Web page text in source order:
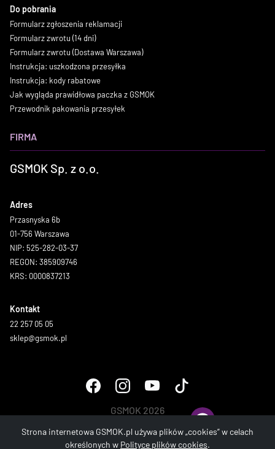
Do pobrania
Formularz zgłoszenia reklamacji
Formularz zwrotu (14 dni)
Formularz zwrotu (Dostawa Warszawa)
Instrukcja: uszkodzona przesyłka
Instrukcja: kody rabatowe
Jak wygląda prawidłowa paczka z GSMOK
Przewodnik pakowania przesyłek
FIRMA
GSMOK Sp. z o.o.
Adres
Przasnyska 6b
01-756 Warszawa
NIP: 525-282-03-37
REGON: 385909746
KRS: 0000837213
Kontakt
22 257 05 05
sklep@gsmok.pl
GSMOK 2026
Strona internetowa GSMOK.pl używa plików „cookies” w celach
określonych w Polityce plików cookies.